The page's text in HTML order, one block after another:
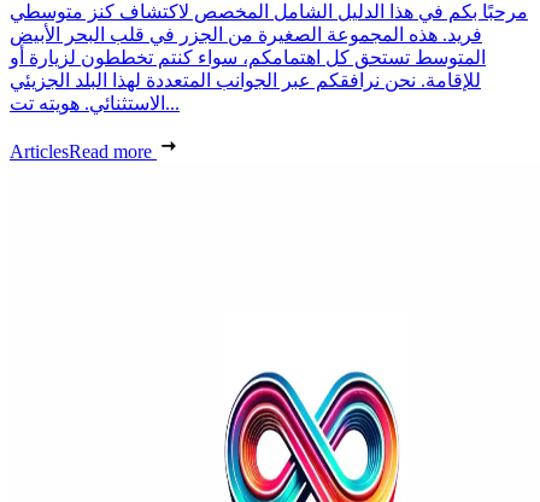
مرحبًا بكم في هذا الدليل الشامل المخصص لاكتشاف كنز متوسطي
فريد. هذه المجموعة الصغيرة من الجزر في قلب البحر الأبيض
المتوسط تستحق كل اهتمامكم، سواء كنتم تخططون لزيارة أو
للإقامة. نحن نرافقكم عبر الجوانب المتعددة لهذا البلد الجزيئي
الاستثنائي. هويته تت...
ArticlesRead more